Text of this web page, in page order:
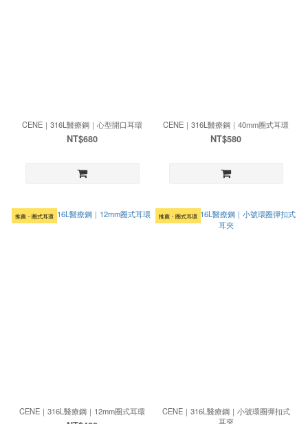
CENE｜316L醫療鋼｜心型開口耳環
NT$680
CENE｜316L醫療鋼｜40mm圈式耳環
NT$580
推薦・圈式耳環
CENE｜316L醫療鋼｜12mm圈式耳環
推薦・圈式耳環
CENE｜316L醫療鋼｜小號環圈彈扣式
耳夾